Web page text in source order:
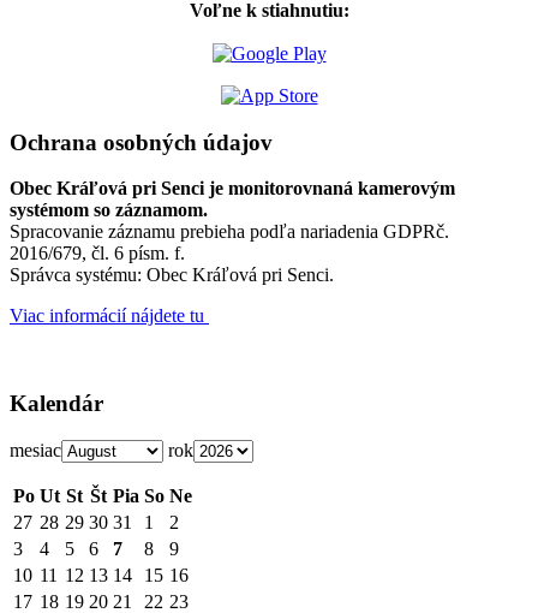
Voľne k stiahnutiu:
Ochrana osobných údajov
Obec Kráľová pri Senci je monitorovnaná kamerovým
systémom so záznamom.
Spracovanie záznamu prebieha podľa nariadenia GDPRč.
2016/679, čl. 6 písm. f.
Správca systému: Obec Kráľová pri Senci.
Viac informácií nájdete tu
Kalendár
mesiac rok
Po Ut St Št Pia So Ne
27 28 29 30 31 1
2
3
4 5 6 7 8
9
10 11 12 13 14 15 16
17 18 19 20 21 22 23